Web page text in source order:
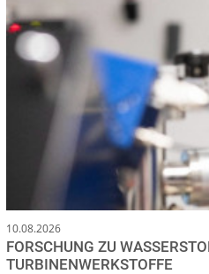
10.08.2026
FORSCHUNG ZU
TURBINENWERKSTOFFE